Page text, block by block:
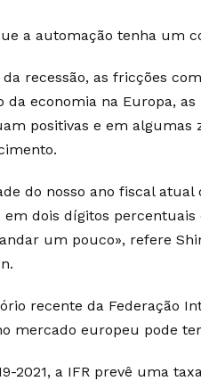
a automação tenha um
recessão, as fricções
economia na Europa,
positivas e em
do nosso ano fiscal
dois dígitos
um pouco», refere
recente da Federação
mercado europeu pode
2021, a IFR prevê uma